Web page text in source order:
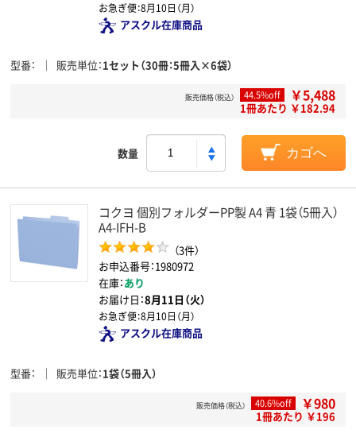
お急ぎ便：8月10日（月）
アスクル在庫商品
型番 販売単位 1セット（30冊：5冊入×6袋）
販売価格（税込） 44.5%off ￥5,488
1冊あたり ￥182.94
数量 カゴへ
コクヨ 個別フォルダーPP製 A4 青 1袋（5冊入）
A4-IFH-B
（3件）
お申込番号：1980972
在庫：あり
お届け日：8月11日（火）
お急ぎ便：8月10日（月）
アスクル在庫商品
型番 販売単位 1袋（5冊入）
販売価格（税込） 40.6%off ￥980
1冊あたり ￥196